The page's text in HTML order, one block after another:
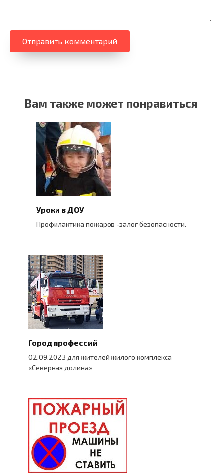
Вам также может понравиться
Уроки в ДОУ
Профилактика пожаров -залог безопасности.
Город профессий
02.09.2023 для жителей жилого комплекса
«Северная долина»